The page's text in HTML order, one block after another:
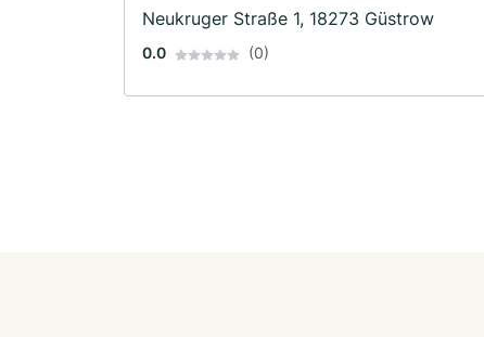
Neukruger Straße 1, 18273 Güstrow
0.0 (0)